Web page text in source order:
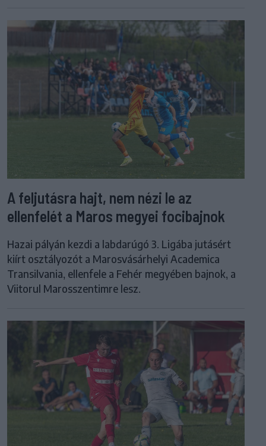
A feljutásra hajt, nem nézi le az
ellenfelét a Maros megyei focibajnok
Hazai pályán kezdi a labdarúgó 3. Ligába jutásért
kiírt osztályozót a Marosvásárhelyi Academica
Transilvania, ellenfele a Fehér megyében bajnok, a
Viitorul Marosszentimre lesz.